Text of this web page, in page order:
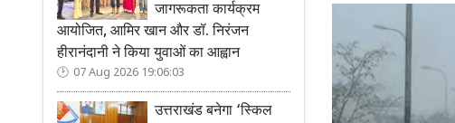
जागरूकता कार्यक्रम
आयोजित, आमिर खान और डॉ. निरंजन
हीरानंदानी ने किया युवाओं का आह्वान
07 Aug 2026 19:06:03
उत्तराखंड बनेगा ‘स्किल